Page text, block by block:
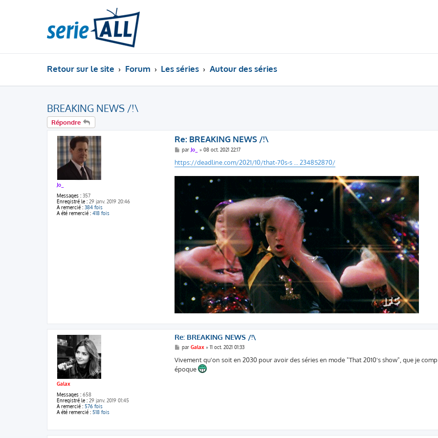
Retour sur le site Forum Les séries Autour des séries
BREAKING NEWS /!\
Répondre
Jo_
Messages : 357
Enregistré le : 29 janv. 2019 20:46
A remercié : 384 fois
A été remercié : 418 fois
Re: BREAKING NEWS /!\
M
e
s
s
g
par Jo_ »08 oct. 2021 22:17
https://deadline.com/2021/10/that-70s-s ... 234852870/
Galax
Messages : 658
Enregistré le : 29 janv. 2019 01:45
A remercié : 576 fois
A été remercié : 518 fois
Re: BREAKING NEWS /!\
M
e
s
s
a
parGalax »11 oct. 2021 01:33
Vivement qu'on soit en 2030 pour avoir des séries en mode "That 2010's show", que je
époque